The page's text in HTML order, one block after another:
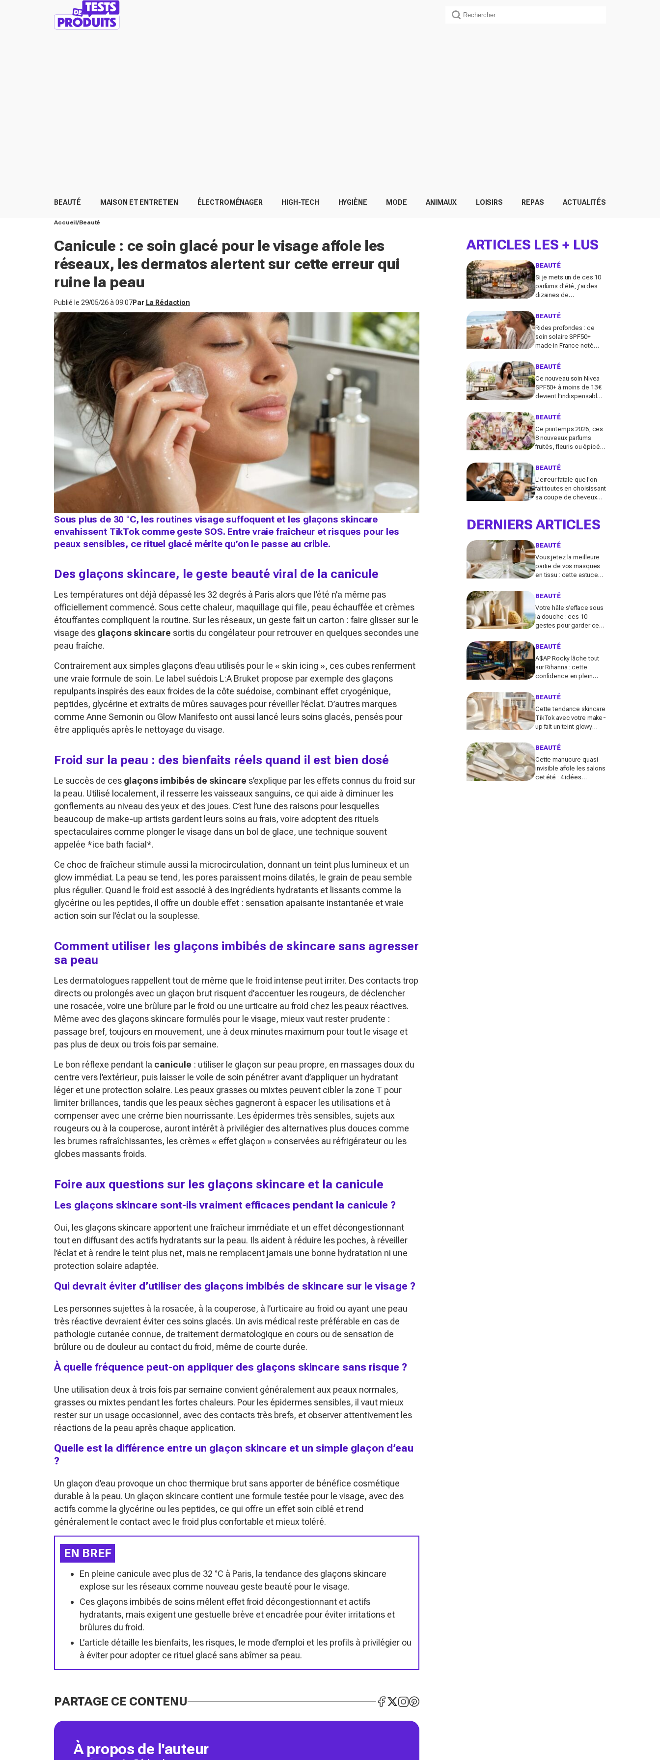
BEAUTÉ MAISON ET ENTRETIEN ÉLECTROMÉNAGER HIGH-TECH HYGIÈNE MODE ANIMAUX LOISIRS REPAS ACTUALITÉS
Accueil Beauté
Canicule : ce soin glacé pour le visage affole les
réseaux, les dermatos alertent sur cette erreur qui
ruine la peau
Publié le 29/05/26 à 09:07Par La Rédaction
Sous plus de 30 °C, les routines visage suffoquent et les glaçons skincare
envahissent TikTok comme geste SOS. Entre vraie fraîcheur et risques pour les
peaux sensibles, ce rituel glacé mérite qu’on le passe au crible.
Des glaçons skincare, le geste beauté viral de la canicule
Les températures ont déjà dépassé les 32 degrés à Paris alors que l’été n’a même pas
officiellement commencé. Sous cette chaleur, maquillage qui file, peau échauffée et crèmes
étouffantes compliquent la routine. Sur les réseaux, un geste fait un carton : faire glisser sur le
visage des glaçons skincare sortis du congélateur pour retrouver en quelques secondes une
peau fraîche.
Contrairement aux simples glaçons d’eau utilisés pour le « skin icing », ces cubes renferment
une vraie formule de soin. Le label suédois L:A Bruket propose par exemple des glaçons
repulpants inspirés des eaux froides de la côte suédoise, combinant effet cryogénique,
peptides, glycérine et extraits de mûres sauvages pour réveiller l’éclat. D’autres marques
comme Anne Semonin ou Glow Manifesto ont aussi lancé leurs soins glacés, pensés pour
être appliqués après le nettoyage du visage.
Froid sur la peau : des bienfaits réels quand il est bien dosé
Le succès de ces glaçons imbibés de skincare s’explique par les effets connus du froid sur
la peau. Utilisé localement, il resserre les vaisseaux sanguins, ce qui aide à diminuer les
gonflements au niveau des yeux et des joues. C’est l’une des raisons pour lesquelles
beaucoup de make-up artists gardent leurs soins au frais, voire adoptent des rituels
spectaculaires comme plonger le visage dans un bol de glace, une technique souvent
appelée *ice bath facial*.
Ce choc de fraîcheur stimule aussi la microcirculation, donnant un teint plus lumineux et un
glow immédiat. La peau se tend, les pores paraissent moins dilatés, le grain de peau semble
plus régulier. Quand le froid est associé à des ingrédients hydratants et lissants comme la
glycérine ou les peptides, il offre un double effet : sensation apaisante instantanée et vraie
action soin sur l’éclat ou la souplesse.
Comment utiliser les glaçons imbibés de skincare sans agresser
sa peau
Les dermatologues rappellent tout de même que le froid intense peut irriter. Des contacts trop
directs ou prolongés avec un glaçon brut risquent d’accentuer les rougeurs, de déclencher
une rosacée, voire une brûlure par le froid ou une urticaire au froid chez les peaux réactives.
Même avec des glaçons skincare formulés pour le visage, mieux vaut rester prudente :
passage bref, toujours en mouvement, une à deux minutes maximum pour tout le visage et
pas plus de deux ou trois fois par semaine.
Le bon réflexe pendant la canicule : utiliser le glaçon sur peau propre, en massages doux du
centre vers l’extérieur, puis laisser le voile de soin pénétrer avant d’appliquer un hydratant
léger et une protection solaire. Les peaux grasses ou mixtes peuvent cibler la zone T pour
limiter brillances, tandis que les peaux sèches gagneront à espacer les utilisations et à
compenser avec une crème bien nourrissante. Les épidermes très sensibles, sujets aux
rougeurs ou à la couperose, auront intérêt à privilégier des alternatives plus douces comme
les brumes rafraîchissantes, les crèmes « effet glaçon » conservées au réfrigérateur ou les
globes massants froids.
Foire aux questions sur les glaçons skincare et la canicule
Les glaçons skincare sont-ils vraiment efficaces pendant la canicule ?
Oui, les glaçons skincare apportent une fraîcheur immédiate et un effet décongestionnant
tout en diffusant des actifs hydratants sur la peau. Ils aident à réduire les poches, à réveiller
l’éclat et à rendre le teint plus net, mais ne remplacent jamais une bonne hydratation ni une
protection solaire adaptée.
Qui devrait éviter d’utiliser des glaçons imbibés de skincare sur le visage ?
Les personnes sujettes à la rosacée, à la couperose, à l’urticaire au froid ou ayant une peau
très réactive devraient éviter ces soins glacés. Un avis médical reste préférable en cas de
pathologie cutanée connue, de traitement dermatologique en cours ou de sensation de
brûlure ou de douleur au contact du froid, même de courte durée.
À quelle fréquence peut-on appliquer des glaçons skincare sans risque ?
Une utilisation deux à trois fois par semaine convient généralement aux peaux normales,
grasses ou mixtes pendant les fortes chaleurs. Pour les épidermes sensibles, il vaut mieux
rester sur un usage occasionnel, avec des contacts très brefs, et observer attentivement les
réactions de la peau après chaque application.
Quelle est la différence entre un glaçon skincare et un simple glaçon d’eau
?
Un glaçon d’eau provoque un choc thermique brut sans apporter de bénéfice cosmétique
durable à la peau. Un glaçon skincare contient une formule testée pour le visage, avec des
actifs comme la glycérine ou les peptides, ce qui offre un effet soin ciblé et rend
généralement le contact avec le froid plus confortable et mieux toléré.
EN BREF
En pleine canicule avec plus de 32 °C à Paris, la tendance des glaçons skincare
explose sur les réseaux comme nouveau geste beauté pour le visage.
Ces glaçons imbibés de soins mêlent effet froid décongestionnant et actifs
hydratants, mais exigent une gestuelle brève et encadrée pour éviter irritations et
brûlures du froid.
L’article détaille les bienfaits, les risques, le mode d’emploi et les profils à privilégier ou
à éviter pour adopter ce rituel glacé sans abîmer sa peau.
PARTAGE CE CONTENU
À propos de l'auteur
ARTICLES LES + LUS
BEAUTÉ
Si je mets un de ces 10
parfums d'été, j'ai des
dizaines de
journée
BEAUTÉ
Rides profondes : ce
soin solaire SPF50+
made in France noté
de freiner leur apparition
BEAUTÉ
Ce nouveau soin Nivea
SPF50+ à moins de 13 €
devient l’indispensable
pour éviter les dégâts du
BEAUTÉ
Ce printemps 2026, ces
8 nouveaux parfums
fruités, fleuris ou épicés
Guerlain vont booster
BEAUTÉ
L'erreur fatale que l'on
fait toutes en choisissant
sa coupe de cheveux
DERNIERS ARTICLES
BEAUTÉ
Vous jetez la meilleure
partie de vos masques
en tissu : cette astuce
reste de soin en vrai
BEAUTÉ
Votre hâle s’efface sous
la douche : ces 10
gestes pour garder ce
sans abîmer votre peau
BEAUTÉ
A$AP Rocky lâche tout
sur Rihanna : cette
confidence en plein
ce projet attendu par la
BEAUTÉ
Cette tendance skincare
TikTok avec votre make-
up fait un teint glowy
cette erreur avec votre
BEAUTÉ
Cette manucure quasi
invisible affole les salons
cet été : 4 idées